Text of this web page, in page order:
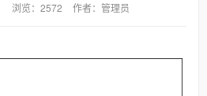
浏览：2572 作者：管理员